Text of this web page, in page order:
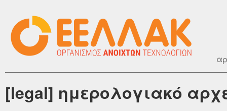
[legal] ημερολογιακό